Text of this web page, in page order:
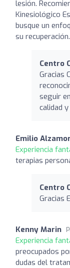
lesión.
Kinesiológico
busque un
su recuperación.
Centro
Gracias
seguir
calidad
Emilio
Experiencia
terapias
Centro
Gracias
Kenny Marin
Experiencia
preocupados
dudas del